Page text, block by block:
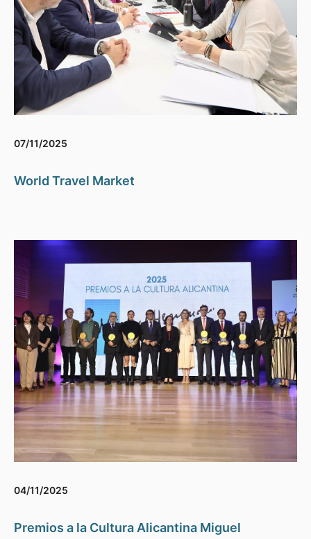
07/11/2025
World Travel Market
04/11/2025
Premios a la Cultura Alicantina Miguel